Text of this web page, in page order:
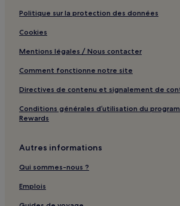
Politique sur la protection des données
Cookies
Mentions légales / Nous contacter
Comment fonctionne notre site
Directives de contenu et signalement de
Conditions générales d’utilisation du
Rewards
Autres informations
Qui sommes-nous ?
Emplois